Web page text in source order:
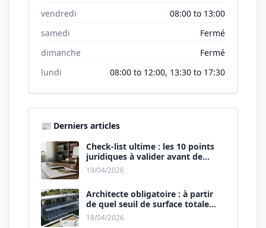
vendredi
08:00 to 13:00
samedi
Fermé
dimanche
Fermé
lundi
08:00 to 12:00, 13:30 to 17:30
📰 Derniers articles
Check-list ultime : les 10 points
juridiques à valider avant de
signer le devis.
19/04/2026
Architecte obligatoire : à partir
de quel seuil de surface totale
(Maison + Véranda) ?
18/04/2026